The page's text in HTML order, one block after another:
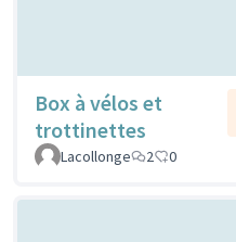
Box à vélos et
trottinettes
Lacollonge
2 0